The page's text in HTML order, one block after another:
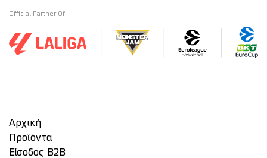
Official Partner Of
Αρχική
Προϊόντα
Είσοδος Β2Β